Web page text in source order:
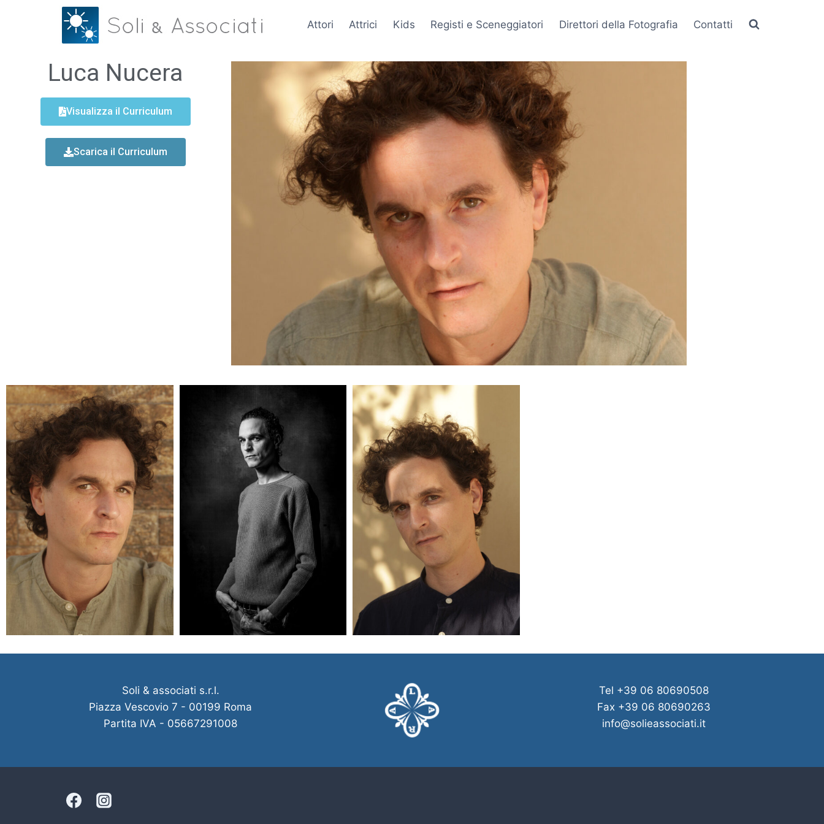
Attori Attrici Kids Registi e Sceneggiatori Direttori della Fotografia Contatti
Luca Nucera
Visualizza il Curriculum
Scarica il Curriculum
Soli & associati s.r.l.
Piazza Vescovio 7 - 00199 Roma
Partita IVA - 05667291008
Tel +39 06 80690508
Fax +39 06 80690263
info@solieassociati.it